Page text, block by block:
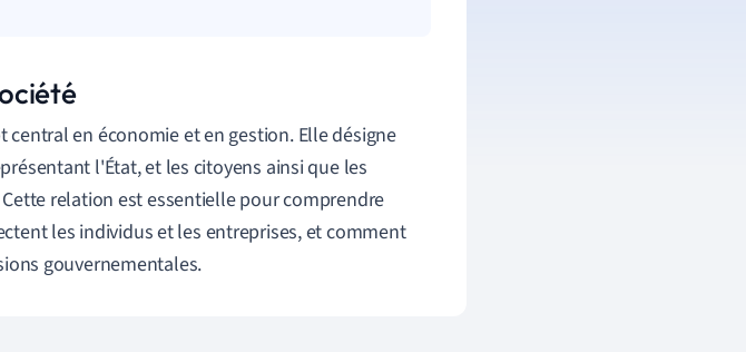
en économie et en gestion. Elle désigne
l'État, et les citoyens ainsi que les
relation est essentielle pour comprendre
les individus et les entreprises, et comment
gouvernementales.